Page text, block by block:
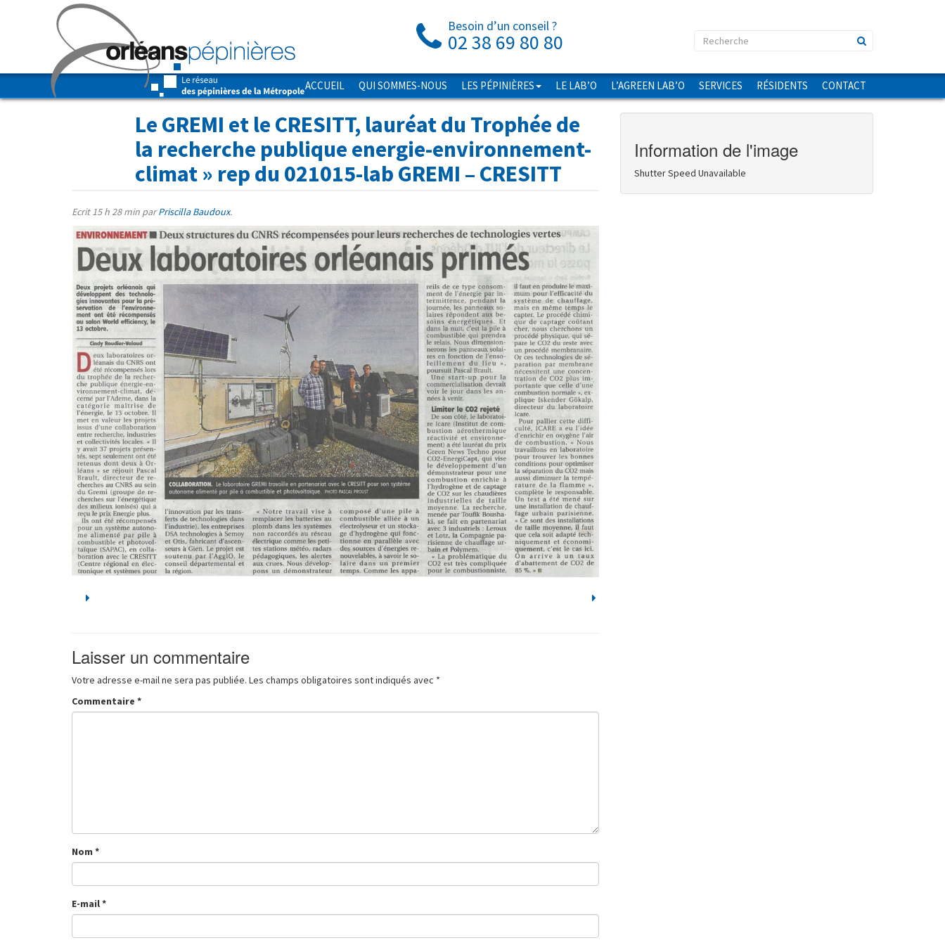
Besoin d’un conseil ?
02 38 69 80 80
ACCUEIL QUI SOMMES-NOUS LES PÉPINIÈRES LE LAB’O L’AGREEN LAB’O SERVICES RÉSIDENTS CONTACT
Le GREMI et le CRESITT, lauréat du Trophée de
la recherche publique energie-environnement-
climat » rep du 021015-lab GREMI – CRESITT
Ecrit15 h 28 min parPriscilla Baudoux.
Laisser un commentaire
Votre adresse e-mail ne sera pas publiée. Les champs obligatoires sont indiqués avec *
Commentaire *
Nom *
E-mail*
Information de l'image
Shutter Speed Unavailable